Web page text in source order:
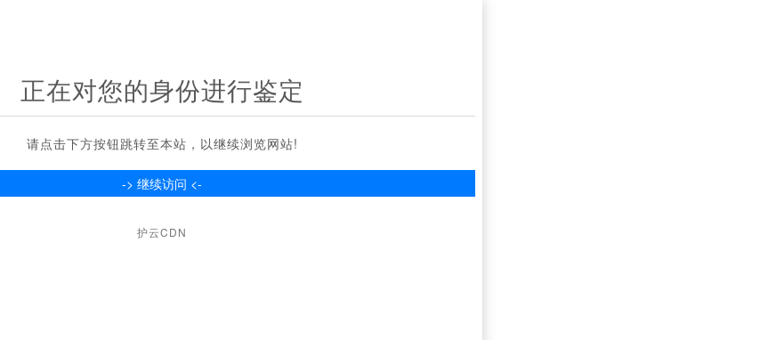
正在对您的身份进行鉴定
请点击下方按钮跳转至本站，以继续浏览网站!
护云CDN